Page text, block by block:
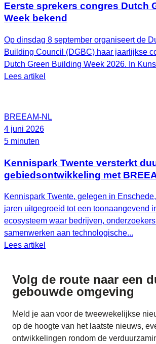
Eerste sprekers congres Dutch
Week bekend
Op dinsdag 8 september organiseert de
Building Council (DGBC) haar jaarlijkse
Dutch Green Building Week 2026. In
Lees artikel
BREEAM-NL
4 juni 2026
5 minuten
Kennispark Twente versterkt
gebiedsontwikkeling met
Kennispark Twente, gelegen in
jaren uitgegroeid tot een toonaangevend
ecosysteem waar bedrijven,
samenwerken aan technologische...
Lees artikel
Volg de route naar een
gebouwde omgeving
Meld je aan voor de tweewekelijkse
op de hoogte van het laatste nieuws,
ontwikkelingen rondom de